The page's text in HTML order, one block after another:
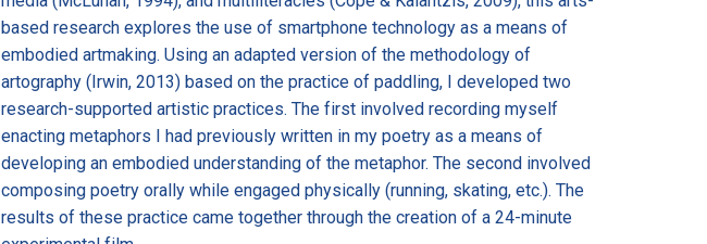
based research explores the use of smartphone technology as a means of
embodied artmaking. Using an adapted version of the methodology of
artography (Irwin, 2013) based on the practice of paddling, I developed two
research-supported artistic practices. The first involved recording myself
enacting metaphors I had previously written in my poetry as a means of
developing an embodied understanding of the metaphor. The second involved
composing poetry orally while engaged physically (running, skating, etc.). The
results of these practice came together through the creation of a 24-minute